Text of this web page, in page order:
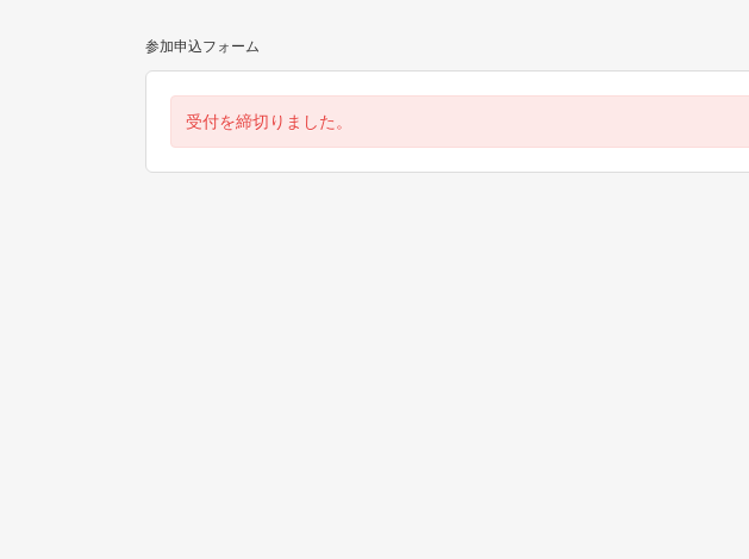
参加申込フォーム
受付を締切りました。